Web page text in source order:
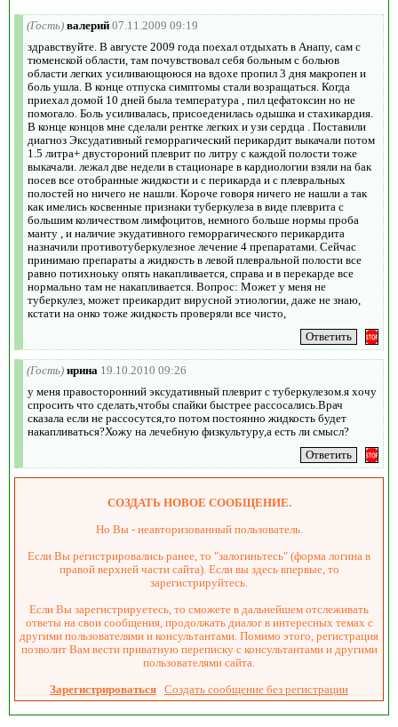
(Гость) валерий 07.11.2009 09:19
здравствуйте. В августе 2009 года поехал отдыхать в Анапу, сам с
тюменской области, там почувствовал себя больным с больюв
области легких усиливающююся на вдохе пропил 3 дня макропен и
боль ушла. В конце отпуска симптомы стали возращаться. Когда
приехал домой 10 дней была температура , пил цефатоксин но не
помогало. Боль усиливалась, присоеденилась одышка и стахикардия.
В конце концов мне сделали рентке легких и узи сердца . Поставили
диагноз Эксудативный геморрагический перикардит выкачали потом
1.5 литра+ двустороний плеврит по литру с каждой полости тоже
выкачали. лежал две недели в стационаре в кардиологии взяли на бак
посев все отобранные жидкости и с перикарда и с плевральных
полостей но ничего не нашли. Короче говоря ничего не нашли а так
как имелись косвенные признаки туберкулеза в виде плеврита с
большим количеством лимфоцитов, немного больше нормы проба
манту , и наличие экудативного геморрагического перикардита
назначили противотуберкулезное лечение 4 препаратами. Сейчас
принимаю препараты а жидкость в левой плевральной полости все
равно потихноьку опять накапливается, справа и в перекарде все
нормально там не накапливается. Вопрос: Может у меня не
туберкулез, может преикардит вирусной этиологии, даже не знаю,
кстати на онко тоже жидкость проверяли все чисто,
(Гость) ирина 19.10.2010 09:26
у меня правосторонний эксудативный плеврит с туберкулезом.я хочу
спросить что сделать,чтобы спайки быстрее рассосались.Врач
сказала если не рассосутся,то потом постоянно жидкость будет
накапливаться?Хожу на лечебную физкультуру,а есть ли смысл?
СОЗДАТЬ НОВОЕ СООБЩЕНИЕ.
Но Вы - неавторизованный пользователь.
Если Вы регистрировались ранее, то "залогиньтесь" (форма логина в
правой верхней части сайта). Если вы здесь впервые, то
зарегистрируйтесь.
Если Вы зарегистрируетесь, то сможете в дальнейшем отслеживать
ответы на свои сообщения, продолжать диалог в интересных темах с
другими пользователями и консультантами. Помимо этого, регистрация
позволит Вам вести приватную переписку с консультантами и другими
пользователями сайта.
Зарегистрироваться Создать сообщение без регистрации